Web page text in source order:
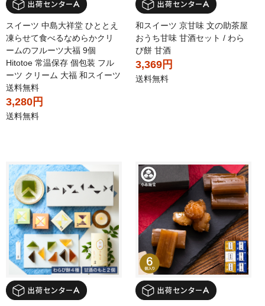
スイーツ 中島大祥堂 ひととえ
凍らせて食べるなめらかクリ
ームのフルーツ大福 9個
Hitotoe 常温保存 個包装 フル
ーツ クリーム 大福 和スイーツ
送料無料
3,280円
送料無料
和スイーツ 京甘味 文の助茶屋
おうち甘味 甘酒セット / わら
び餅 甘酒
3,369円
送料無料